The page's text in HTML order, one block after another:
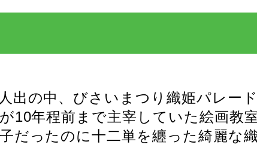
出の中、びさいまつり織姫パレー
10年程前まで主宰していた絵画教
だったのに十二単を纏った綺麗な